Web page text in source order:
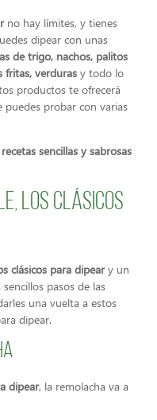
no hay límites, y tienes
dipear con unas
de trigo, nachos, palitos
fritas, verduras y todo lo
productos te ofrecerá
probar con varias
recetas sencillas y sabrosas
los clásicos
clásicos para dipeary un
pasos de las
una vuelta a estos
dipear.
dipear, la remolacha va a